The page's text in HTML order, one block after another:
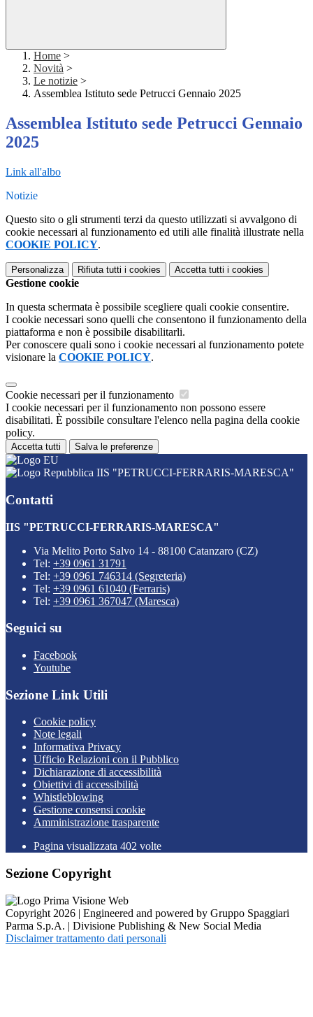
Home >
Novità >
Le notizie >
Assemblea Istituto sede Petrucci Gennaio 2025
Assemblea Istituto sede Petrucci Gennaio
2025
Link all'albo
Notizie
Questo sito o gli strumenti terzi da questo utilizzati si avvalgono di
cookie necessari al funzionamento ed utili alle finalità illustrate nella
COOKIE POLICY.
Personalizza Rifiuta tutti i cookies Accetta tutti i cookies
Gestione cookie
In questa schermata è possibile scegliere quali cookie consentire.
I cookie necessari sono quelli che consentono il funzionamento della
piattaforma e non è possibile disabilitarli.
Per conoscere quali sono i cookie necessari al funzionamento potete
visionare la COOKIE POLICY.
Cookie necessari per il funzionamento
I cookie necessari per il funzionamento non possono essere
disabilitati. È possibile consultare l'elenco nella pagina della cookie
policy.
Accetta tutti Salva le preferenze
IIS "PETRUCCI-FERRARIS-MARESCA"
Contatti
IIS "PETRUCCI-FERRARIS-MARESCA"
Via Melito Porto Salvo 14 - 88100 Catanzaro (CZ)
Tel: +39 0961 31791
Tel: +39 0961 746314 (Segreteria)
Tel: +39 0961 61040 (Ferraris)
Tel: +39 0961 367047 (Maresca)
Seguici su
Facebook
Youtube
Sezione Link Utili
Cookie policy
Note legali
Informativa Privacy
Ufficio Relazioni con il Pubblico
Dichiarazione di accessibilità
Obiettivi di accessibilità
Whistleblowing
Gestione consensi cookie
Amministrazione trasparente
Pagina visualizzata 402 volte
Sezione Copyright
Copyright 2026 | Engineered and powered by Gruppo Spaggiari
Parma S.p.A. | Divisione Publishing & New Social Media
Disclaimer trattamento dati personali